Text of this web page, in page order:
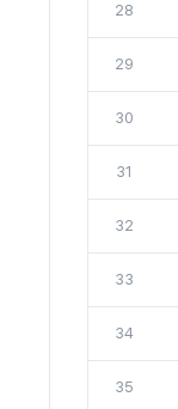
28
29
30
31
32
33
34
35